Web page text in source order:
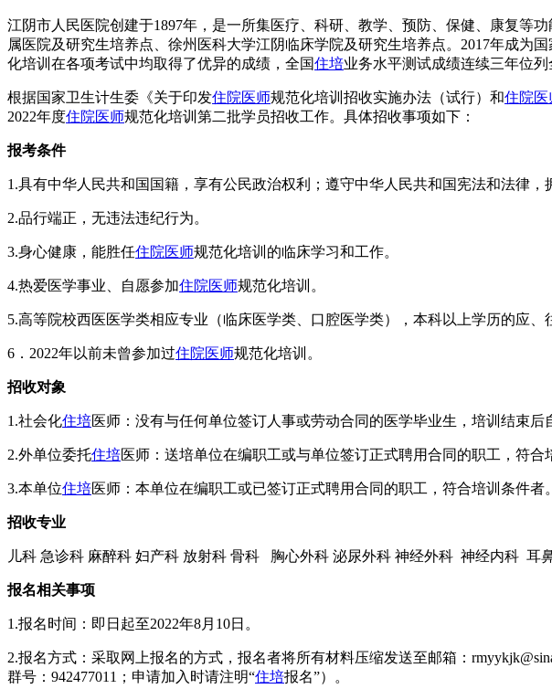
江阴市人民医院创建于1897年，是一所集医疗、科研、教学、预防、保健、康复等
属医院及研究生培养点、徐州医科大学江阴临床学院及研究生培养点。2017年成为国
化培训在各项考试中均取得了优异的成绩，全国住培业务水平测试成绩连续三年位列
根据国家卫生计生委《关于印发住院医师规范化培训招收实施办法（试行）和住院医
2022年度住院医师规范化培训第二批学员招收工作。具体招收事项如下：
报考条件
1.具有中华人民共和国国籍，享有公民政治权利；遵守中华人民共和国宪法和法律，
2.品行端正，无违法违纪行为。
3.身心健康，能胜任住院医师规范化培训的临床学习和工作。
4.热爱医学事业、自愿参加住院医师规范化培训。
5.高等院校西医医学类相应专业（临床医学类、口腔医学类），本科以上学历的应、
6．2022年以前未曾参加过住院医师规范化培训。
招收对象
1.社会化住培医师：没有与任何单位签订人事或劳动合同的医学毕业生，培训结束后
2.外单位委托住培医师：送培单位在编职工或与单位签订正式聘用合同的职工，符合
3.本单位住培医师：本单位在编职工或已签订正式聘用合同的职工，符合培训条件者。
招收专业
儿科 急诊科 麻醉科 妇产科 放射科 骨科 胸心外科 泌尿外科 神经外科 神经内科 耳
报名相关事项
1.报名时间：即日起至2022年8月10日。
2.报名方式：采取网上报名的方式，报名者将所有材料压缩发送至邮箱：
群号：942477011；申请加入时请注明“住培报名”）。